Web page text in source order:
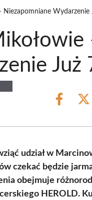
Wydarzenie
Już
Share
udział w
czekać będzie
obejmuje
HEROLD.